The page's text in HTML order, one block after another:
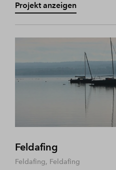
Projekt anzeigen
Feldafing
Feldafing, Feldafing